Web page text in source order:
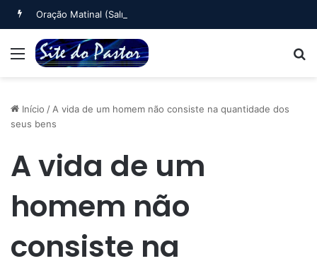
Oração Matinal (Salmo 5)
Menu
Início / A vida de um homem não consiste na quantidade dos
seus bens
A vida de um
homem não
consiste na